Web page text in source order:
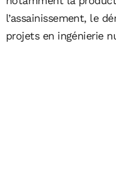
l’assainissement, le
projets en ingénierie